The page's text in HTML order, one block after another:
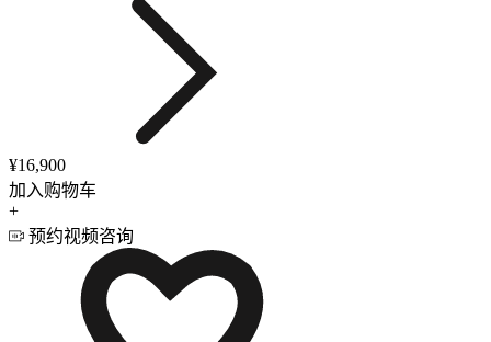
¥16,900
加入购物车
+
预约视频咨询